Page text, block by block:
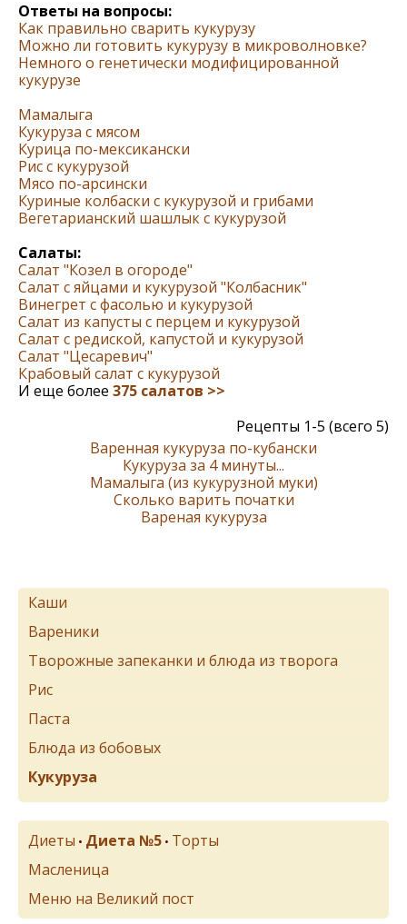
Ответы на вопросы:
Как правильно сварить кукурузу
Можно ли готовить кукурузу в микроволновке?
Немного о генетически модифицированной
кукурузе
Мамалыга
Кукуруза с мясом
Курица по-мексикански
Рис с кукурузой
Мясо по-арсински
Куриные колбаски с кукурузой и грибами
Вегетарианский шашлык с кукурузой
Салаты:
Салат "Козел в огороде"
Салат с яйцами и кукурузой "Колбасник"
Винегрет с фасолью и кукурузой
Салат из капусты с перцем и кукурузой
Салат с редиской, капустой и кукурузой
Салат "Цесаревич"
Крабовый салат с кукурузой
И еще более 375 салатов >>
Рецепты 1-5 (всего 5)
Варенная кукуруза по-кубански
Кукуруза за 4 минуты...
Мамалыга (из кукурузной муки)
Сколько варить початки
Вареная кукуруза
Каши
Вареники
Творожные запеканки и блюда из творога
Рис
Паста
Блюда из бобовых
Кукуруза
Диеты • Диета №5 • Торты
Масленица
Меню на Великий пост